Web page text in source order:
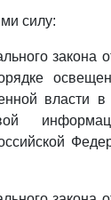
силу:
закона
власти в